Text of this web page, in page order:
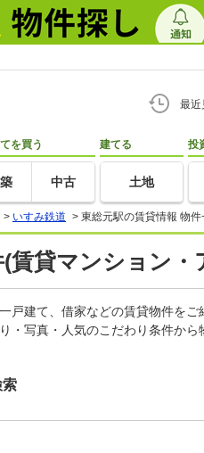
最近
を買う
中古
建てる
土地
投
> いすみ鉄道 > 東総元駅の賃貸情報 物件
賃貸マンション・
戸建て、借家などの賃貸物件を
・写真・人気のこだわり条件か
索